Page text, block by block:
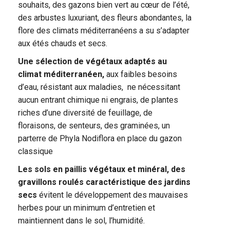
souhaits, des gazons bien vert au cœur de l’été,
des arbustes luxuriant, des fleurs abondantes, la
flore des climats méditerranéens a su s’adapter
aux étés chauds et secs.
Une sélection de végétaux adaptés au
climat méditerranéen, aux faibles besoins
d’eau, résistant aux maladies, ne nécessitant
aucun entrant chimique ni engrais, de plantes
riches d’une diversité de feuillage, de
floraisons, de senteurs, des graminées, un
parterre de Phyla Nodiflora en place du gazon
classique
Les sols en paillis végétaux et minéral, des
gravillons roulés caractéristique des jardins
secs évitent le développement des mauvaises
herbes pour un minimum d’entretien et
maintiennent dans le sol, l’humidité.